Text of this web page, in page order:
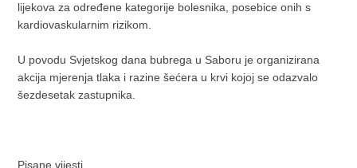
lijekova za određene kategorije bolesnika, posebice onih s
kardiovaskularnim rizikom.
U povodu Svjetskog dana bubrega u Saboru je organizirana
akcija mjerenja tlaka i razine šećera u krvi kojoj se odazvalo
šezdesetak zastupnika.
Pisane vijesti